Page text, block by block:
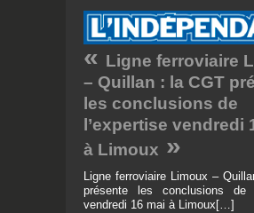
Ligne ferroviaire
– Quillan : la CGT
les conclusions de
l’expertise vendredi
à Limoux
Ligne ferroviaire Limoux –
présente les conclusions de
vendredi 16 mai à Limoux[…]